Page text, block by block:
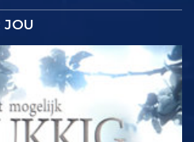
JOU